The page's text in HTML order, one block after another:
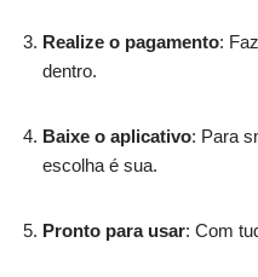
Realize o pagamento:
dentro.
Baixe o aplicativo: Para
escolha é sua.
Pronto para usar: Com